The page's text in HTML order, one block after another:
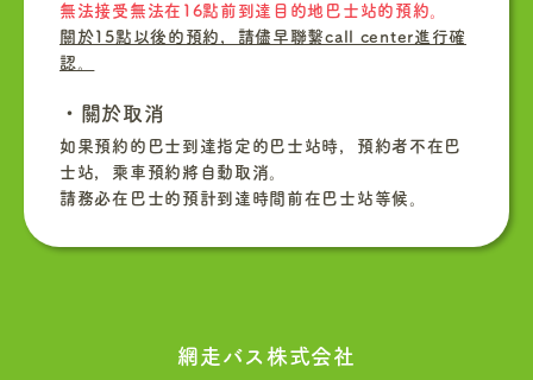
無法接受無法在16點前到達目的地巴士站的預約。
關於15點以後的預約，請儘早聯繫call center進行確
認。
・關於取消
如果預約的巴士到達指定的巴士站時，預約者不在巴
士站，乘車預約將自動取消。
請務必在巴士的預計到達時間前在巴士站等候。
網走バス株式会社